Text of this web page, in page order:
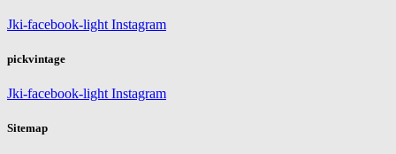
Jki-facebook-light Instagram
pickvintage
Jki-facebook-light Instagram
Sitemap